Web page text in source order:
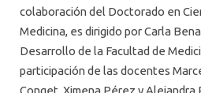
colaboración del Doctorado en
Medicina, es dirigido por Carla
Desarrollo de la Facultad de
participación de las docentes